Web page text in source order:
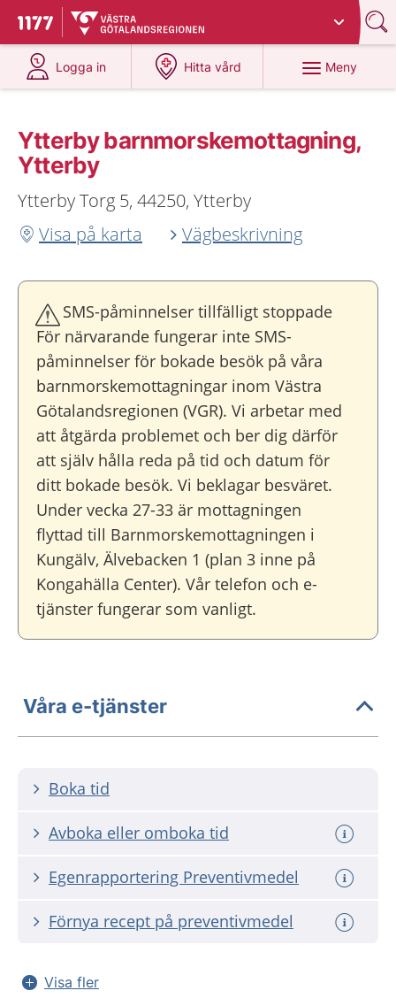
Till startsidan för 1177
Du har valt region
Logga in
på 1177.se
Hitta vård
på 1177.se
Meny
Ytterby barnmorskemottagning,
Ytterby
Ytterby Torg 5, 44250, Ytterby
Visa på karta
Vägbeskrivning
SMS-påminnelser tillfälligt stoppade
För närvarande fungerar inte SMS-
påminnelser för bokade besök på våra
barnmorskemottagningar inom Västra
Götalandsregionen (VGR). Vi arbetar med
att åtgärda problemet och ber dig därför
att själv hålla reda på tid och datum för
ditt bokade besök. Vi beklagar besväret.
Under vecka 27-33 är mottagningen
flyttad till Barnmorskemottagningen i
Kungälv, Älvebacken 1 (plan 3 inne på
Kongahälla Center). Vår telefon och e-
tjänster fungerar som vanligt.
Våra e-tjänster
Boka tid
Avboka eller omboka tid
Egenrapportering Preventivmedel
Förnya recept på preventivmedel
Visa fler